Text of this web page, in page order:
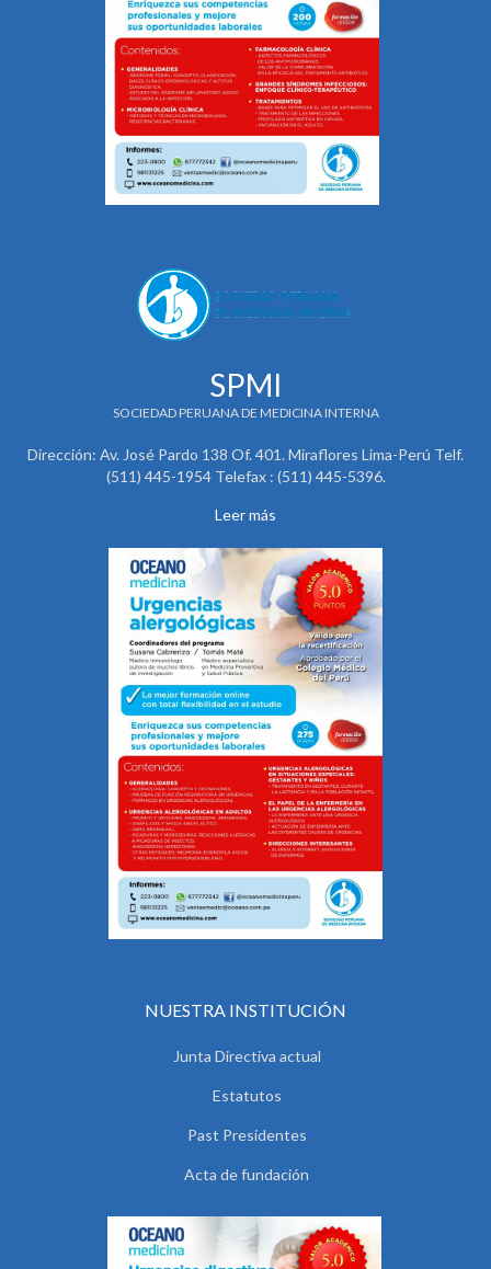
SPMI
SOCIEDAD PERUANA DE MEDICINA INTERNA
Dirección: Av. José Pardo 138 Of. 401. Miraflores Lima-Perú Telf.
(511) 445-1954 Telefax : (511) 445-5396.
Leer más
NUESTRA INSTITUCIÓN
Junta Directiva actual
Estatutos
Past Presidentes
Acta de fundación